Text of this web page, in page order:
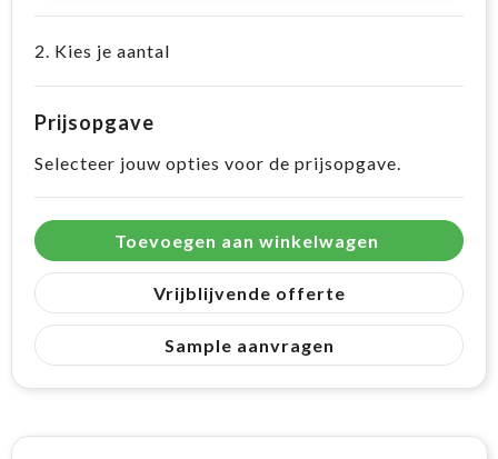
2. Kies je aantal
Prijsopgave
Selecteer jouw opties voor de prijsopgave.
Toevoegen aan winkelwagen
Vrijblijvende offerte
Sample aanvragen